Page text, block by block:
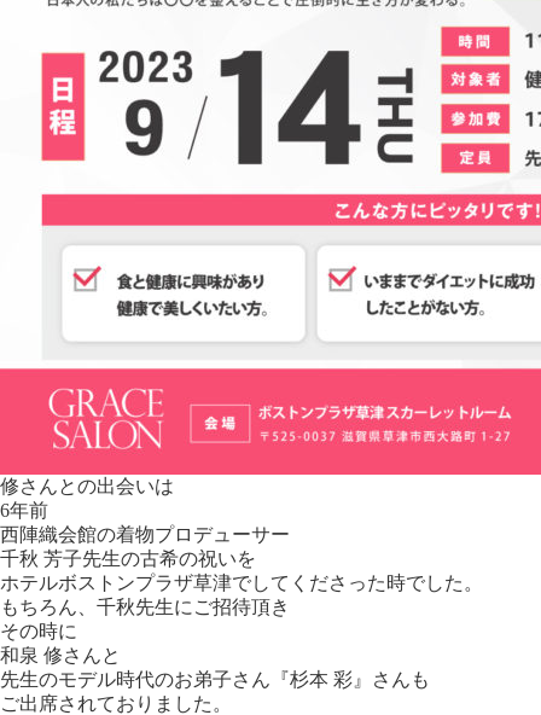
修さんとの出会いは
6年前
西陣織会館の着物プロデューサー
千秋 芳子先生の古希の祝いを
ホテルボストンプラザ草津でしてくださった時でした。
もちろん、千秋先生にご招待頂き
その時に
和泉 修さんと
先生のモデル時代のお弟子さん『杉本 彩』さんも
ご出席されておりました。